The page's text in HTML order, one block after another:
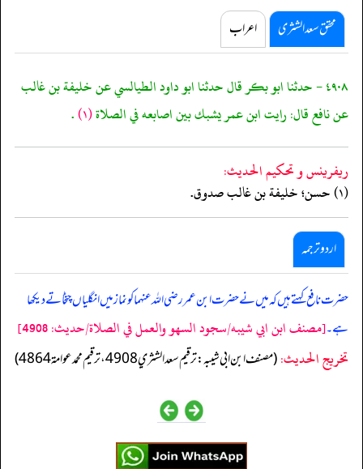
محقق سعد الشثری اعراب
٤٩٠٨ - حدثنا ابو بكر قال حدثنا ابو داود الطيالسي عن خليفة بن غالب
عن نافع قال: رايت ابن عمر يشبك بين اصابعه في الصلاة(١) .
ريفرينس و تحكيم الحدیث:
(١) حسن؛ خليفة بن غالب صدوق.
اردو ترجمہ
حضرت نافع کہتے ہیں کہ میں نے حضرت ابن عمر رضی اللہ عنہما کو نماز میں انگلیاں چٹخاتے دیکھا
ہے۔[مصنف ابن ابي شيبه/سجود السهو والعمل في الصلاة/حدیث: 4908]
تخریج الحدیث:(مصنف ابن ابي شيبه: ترقيم سعد الشثري 4908، ترقيم محمد عوامة 4864)